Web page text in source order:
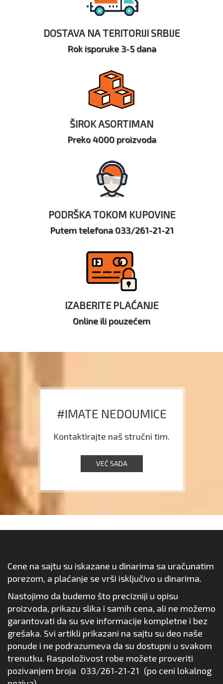
DOSTAVA NA TERITORIJI SRBIJE
Rok isporuke 3-5 dana
ŠIROK ASORTIMAN
Preko 4000 proizvoda
PODRŠKA TOKOM KUPOVINE
Putem telefona 033/261-21-21
IZABERITE PLAĆANJE
Online ili pouzećem
#IMATE NEDOUMICE
Kontaktirajte naš stručni tim.
VEĆ SADA
Cene na sajtu su iskazane u dinarima sa uračunatim
porezom, a plaćanje se vrši isključivo u dinarima.
Nastojimo da budemo što precizniji u opisu
proizvoda, prikazu slika i samih cena, ali ne možemo
garantovati da su sve informacije kompletne i bez
grešaka. Svi artikli prikazani na sajtu su deo naše
ponude i ne podrazumeva da su dostupni u svakom
trenutku. Raspoloživost robe možete proveriti
pozivanjem broja 033/261-21-21 (po ceni lokalnog